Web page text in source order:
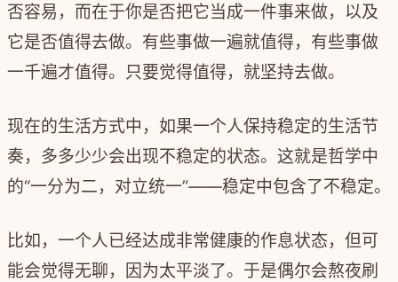
否容易，而在于你是否把它当成一件事来做，以及
它是否值得去做。 有些事做一遍就值得，有些事做
一千遍才值得。只要觉得值得，就坚持去做。
现在的生活方式中，如果一个人保持稳定的生活节
奏，多多少少会出现不稳定的状态。这就是哲学中
的“一分为二，对立统一”——稳定中包含了不稳定。
比如，一个人已经达成非常健康的作息状态，但可
能会觉得无聊，因为太平淡了。于是偶尔会熬夜刷